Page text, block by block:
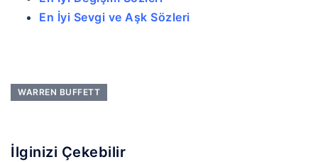
En İyi Sevgi ve Aşk Sözleri
WARREN BUFFETT
İlginizi Çekebilir